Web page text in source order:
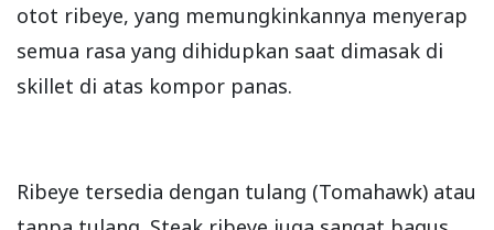
otot ribeye, yang memungkinkannya menyerap
semua rasa yang dihidupkan saat dimasak di
skillet di atas kompor panas.
Ribeye tersedia dengan tulang (Tomahawk) atau